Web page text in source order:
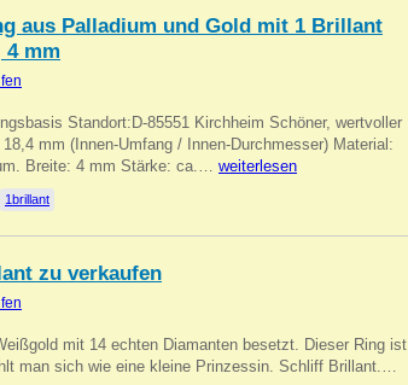
aus Palladium und Gold mit 1 Brillant
4 mm
Standort:D-85551 Kirchheim Schöner, wertvoller
mm (Innen-Umfang / Innen-Durchmesser) Material:
Breite: 4 mm Stärke: ca.… weiterlesen
1brillant
zu verkaufen
mit 14 echten Diamanten besetzt. Dieser Ring ist
man sich wie eine kleine Prinzessin. Schliff Brillant.…